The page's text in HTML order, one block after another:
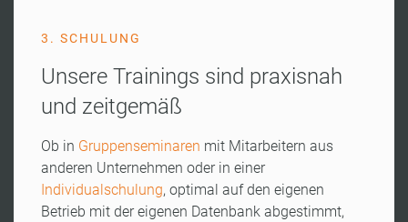
3. SCHULUNG
Unsere Trainings sind praxisnah
und zeitgemäß
Ob in Gruppenseminaren mit Mitarbeitern aus
anderen Unternehmen oder in einer
Individualschulung, optimal auf den eigenen
Betrieb mit der eigenen Datenbank abgestimmt,